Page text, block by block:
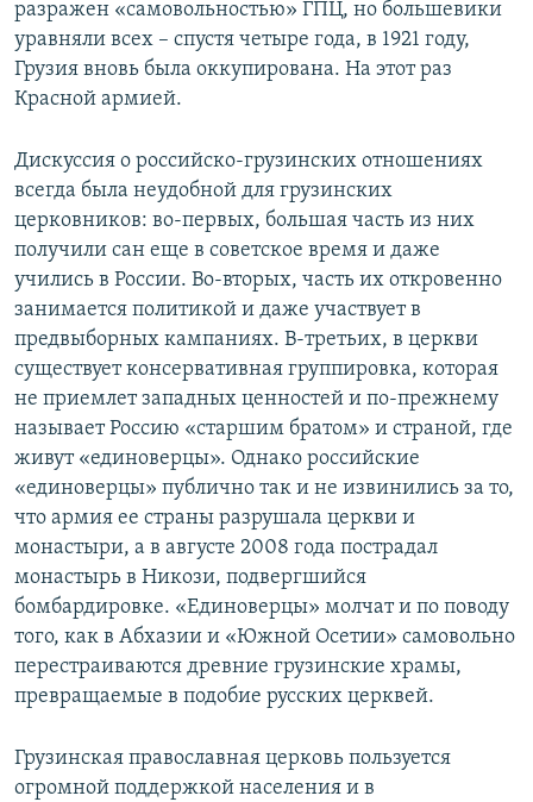
разражен «самовольностью» ГПЦ, но большевики
уравняли всех – спустя четыре года, в 1921 году,
Грузия вновь была оккупирована. На этот раз
Красной армией.
Дискуссия о российско-грузинских отношениях
всегда была неудобной для грузинских
церковников: во-первых, большая часть из них
получили сан еще в советское время и даже
учились в России. Во-вторых, часть их откровенно
занимается политикой и даже участвует в
предвыборных кампаниях. В-третьих, в церкви
существует консервативная группировка, которая
не приемлет западных ценностей и по-прежнему
называет Россию «старшим братом» и страной, где
живут «единоверцы». Однако российские
«единоверцы» публично так и не извинились за то,
что армия ее страны разрушала церкви и
монастыри, а в августе 2008 года пострадал
монастырь в Никози, подвергшийся
бомбардировке. «Единоверцы» молчат и по поводу
того, как в Абхазии и «Южной Осетии» самовольно
перестраиваются древние грузинские храмы,
превращаемые в подобие русских церквей.
Грузинская православная церковь пользуется
огромной поддержкой населения и в